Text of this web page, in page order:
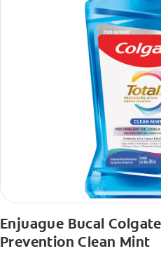
Enjuague Bucal
Prevention Clean Mint